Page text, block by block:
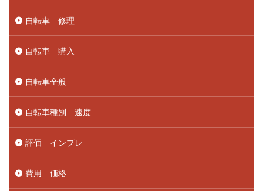
自転車 修理
自転車 購入
自転車全般
自転車種別 速度
評価 インプレ
費用 価格